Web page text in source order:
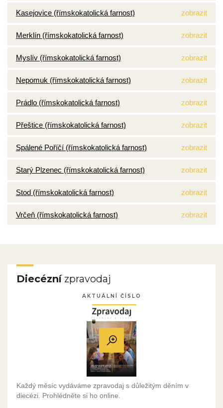
Kasejovice (římskokatolická farnost) zobrazit
Merklín (římskokatolická farnost) zobrazit
Myslív (římskokatolická farnost) zobrazit
Nepomuk (římskokatolická farnost) zobrazit
Prádlo (římskokatolická farnost) zobrazit
Přeštice (římskokatolická farnost) zobrazit
Spálené Poříčí (římskokatolická farnost) zobrazit
Starý Plzenec (římskokatolická farnost) zobrazit
Stod (římskokatolická farnost) zobrazit
Vrčeň (římskokatolická farnost) zobrazit
Diecéznízpravodaj
AKTUÁLNÍ ČÍSLO
Každý měsíc vydáváme zpravodaj s důležitým děním v
diecézi. Prohlédněte si ho online.